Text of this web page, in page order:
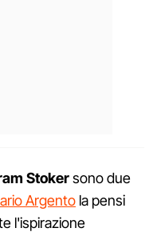
Stokersono due
Argento la pensi
l'ispirazione